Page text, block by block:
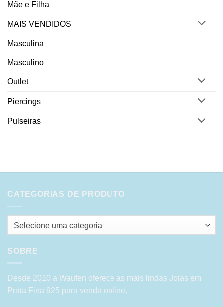
Mãe e Filha
MAIS VENDIDOS
Masculina
Masculino
Outlet
Piercings
Pulseiras
CATEGORIAS DE PRODUTO
Selecione uma categoria
SOBRE
Desde 2010 a Waufen oferece as mais lindas Joias em
Prata Fina 925 para venda online.